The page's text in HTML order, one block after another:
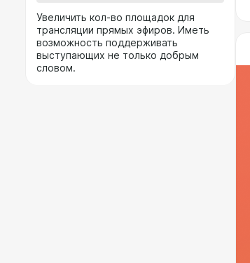
Увеличить кол-во площадок для
трансляции прямых эфиров. Иметь
возможность поддерживать
выступающих не только добрым
словом.